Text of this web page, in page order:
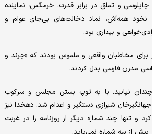
و تملق در برابر قدرت. خرمگس، نماینده
نخود همه‌آش، نماد دخالت‌های بی‌جای عوام و
و بیداری بود.
مخاطبان واقعی و ملموس بودند که «چرند و
مدرن فارسی بدل کردند.
چندان نپایید. با به توپ بستن مجلس و سرکوب
شیرازی دستگیر و اعدام شد. دهخدا نیز
کرد و تنها چند شماره دیگر از روزنامه را در غربت
بیش از سه شماره نمی‌پاید.